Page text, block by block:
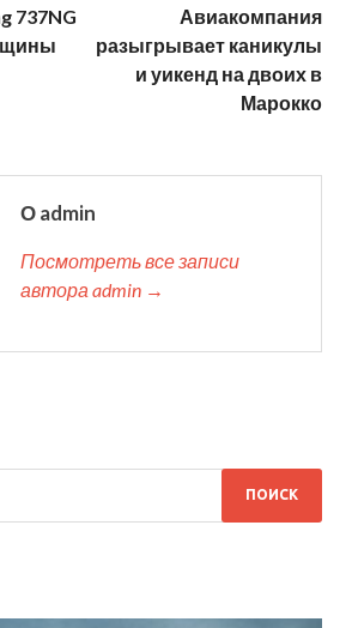
737NG
Авиакомпания
разыгрывает каникулы
и уикенд на двоих в
Марокко
О admin
Посмотреть все записи
автора admin →